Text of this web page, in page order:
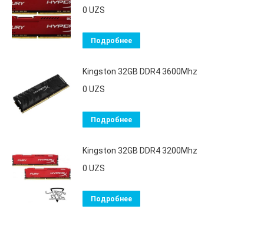
0 UZS
Подробнее
Kingston 32GB DDR4 3600Mhz
0 UZS
Подробнее
Kingston 32GB DDR4 3200Mhz
0 UZS
Подробнее